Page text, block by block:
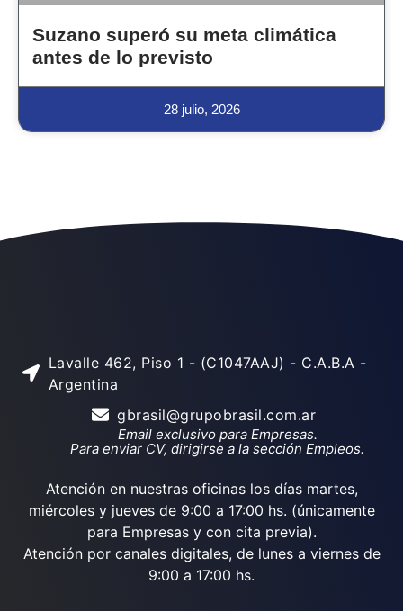
Suzano superó su meta climática
antes de lo previsto
28 julio, 2026
Lavalle 462, Piso 1 - (C1047AAJ) - C.A.B.A -
Argentina
gbrasil@grupobrasil.com.ar
Email exclusivo para Empresas.
Para enviar CV, dirigirse a la sección Empleos.
Atención en nuestras oficinas los días martes,
miércoles y jueves de 9:00 a 17:00 hs. (únicamente
para Empresas y con cita previa).
Atención por canales digitales, de lunes a viernes de
9:00 a 17:00 hs.